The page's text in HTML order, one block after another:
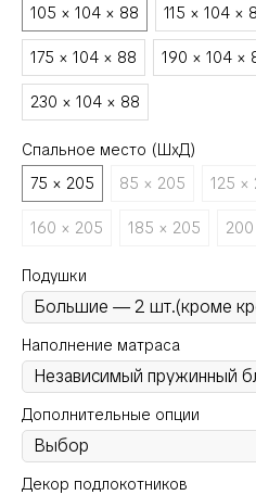
105 × 104 × 88
115 × 104 ×
175 × 104 × 88 190 × 104 ×
230 × 104 × 88
Спальное место (ШхД)
75 × 205
85 × 205 125 ×
160 × 205 185 × 205
Подушки
Наполнение матраса
Дополнительные опции
Декор подлокотников